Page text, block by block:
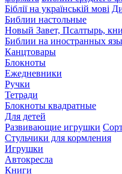
Біблії на українській мові
Библии настольные
Новый Завет, Псалтырь,
Библии на иностранных
Канцтовары
Блокноты
Ежедневники
Ручки
Тетради
Блокноты квадратные
Для детей
Развивающие игрушки
Стульчики для кормления
Игрушки
Автокресла
Книги